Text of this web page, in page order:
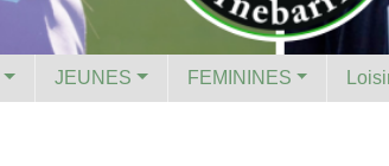
JEUNES FEMININES